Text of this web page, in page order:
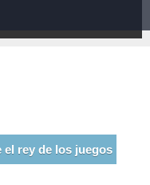
rey de los juegos